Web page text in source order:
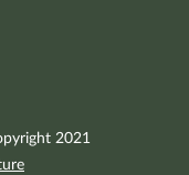
2021